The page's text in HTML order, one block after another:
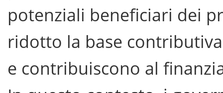
potenziali beneficiari dei
ridotto la base
e contribuiscono al